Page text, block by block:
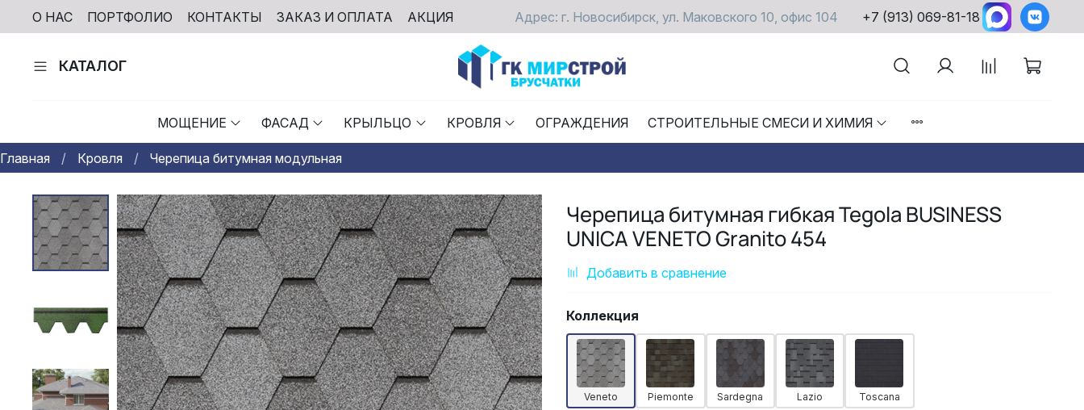
О НАС ПОРТФОЛИО КОНТАКТЫ ЗАКАЗ И ОПЛАТА АКЦИЯ Адрес: г. Новосибирск, ул. Маковского 10, офис 104 +7 (913) 069-81-18
КАТАЛОГ
МОЩЕНИЕ ФАСАД КРЫЛЬЦО КРОВЛЯ ОГРАЖДЕНИЯ СТРОИТЕЛЬНЫЕ СМЕСИ И ХИМИЯ
Главная Кровля Черепица битумная модульная
Черепица битумная гибкая Tegola BUSINESS
UNICA VENETO Granito 454
Добавить в сравнение
Коллекция
Veneto Piemonte Sardegna Lazio Toscana